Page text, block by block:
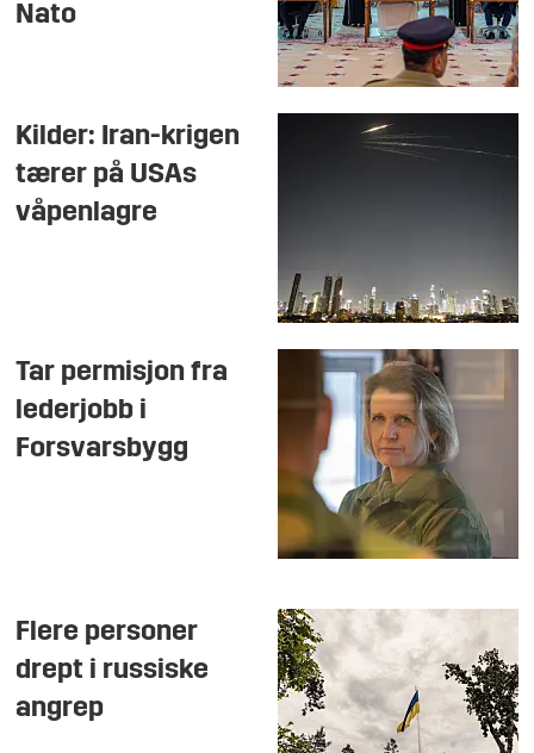
Nato
Kilder: Iran-krigen
tærer på USAs
våpenlagre
Tar permisjon fra
lederjobb i
Forsvarsbygg
Flere personer
drept i russiske
angrep